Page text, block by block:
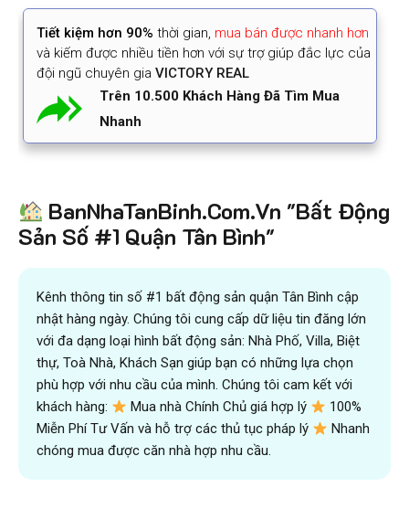
Tiết kiệm hơn 90% thời gian, mua bán được nhanh hơn
và kiếm được nhiều tiền hơn với sự trợ giúp đắc lực của
đội ngũ chuyên gia VICTORY REAL
Trên 10.500 Khách Hàng Đã Tìm Mua
Nhanh
BanNhaTanBinh.Com.Vn "Bất Động
Sản Số #1 Quận Tân Bình"
Kênh thông tin số #1 bất động sản quận Tân Bình cập
nhật hàng ngày. Chúng tôi cung cấp dữ liệu tin đăng lớn
với đa dạng loại hình bất động sản: Nhà Phố, Villa, Biệt
thự, Toà Nhà, Khách Sạn giúp bạn có những lựa chọn
phù hợp với nhu cầu của mình. Chúng tôi cam kết với
khách hàng:
Mua nhà Chính Chủ giá hợp lý
100%
Miễn Phí Tư Vấn và hỗ trợ các thủ tục pháp lý
Nhanh
chóng mua được căn nhà hợp nhu cầu.